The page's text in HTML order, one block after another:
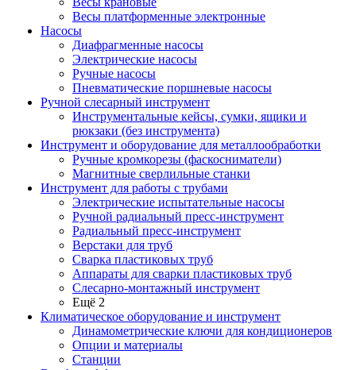
Весы платформенные электронные
Насосы
Диафрагменные насосы
Электрические насосы
Ручные насосы
Пневматические поршневые насосы
Ручной слесарный инструмент
Инструментальные кейсы, сумки, ящики и
рюкзаки (без инструмента)
Инструмент и оборудование для металлообработки
Ручные кромкорезы (фаскосниматели)
Магнитные сверлильные станки
Инструмент для работы с трубами
Электрические испытательные насосы
Ручной радиальный пресс-инструмент
Радиальный пресс-инструмент
Верстаки для труб
Сварка пластиковых труб
Аппараты для сварки пластиковых труб
Слесарно-монтажный инструмент
Ещё 2
Климатическое оборудование и инструмент
Динамометрические ключи для кондиционеров
Опции и материалы
Станции